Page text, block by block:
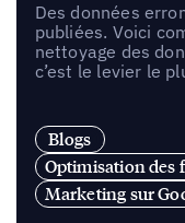
Des données
publiées. Voici
nettoyage des
c’est le levier le
Blogs
Optimisation des
Marketing sur